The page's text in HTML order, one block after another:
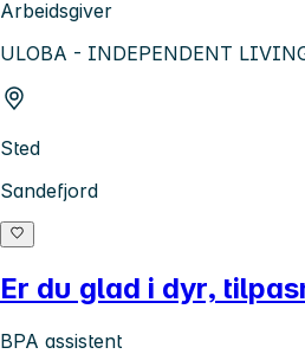
Arbeidsgiver
ULOBA - INDEPENDENT
Sted
Sandefjord
Er du glad i dyr,
BPA assistent